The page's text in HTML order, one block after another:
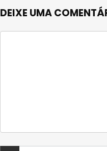
DEIXE UMA